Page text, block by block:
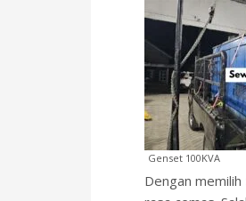
Genset 100KVA
Dengan memilih